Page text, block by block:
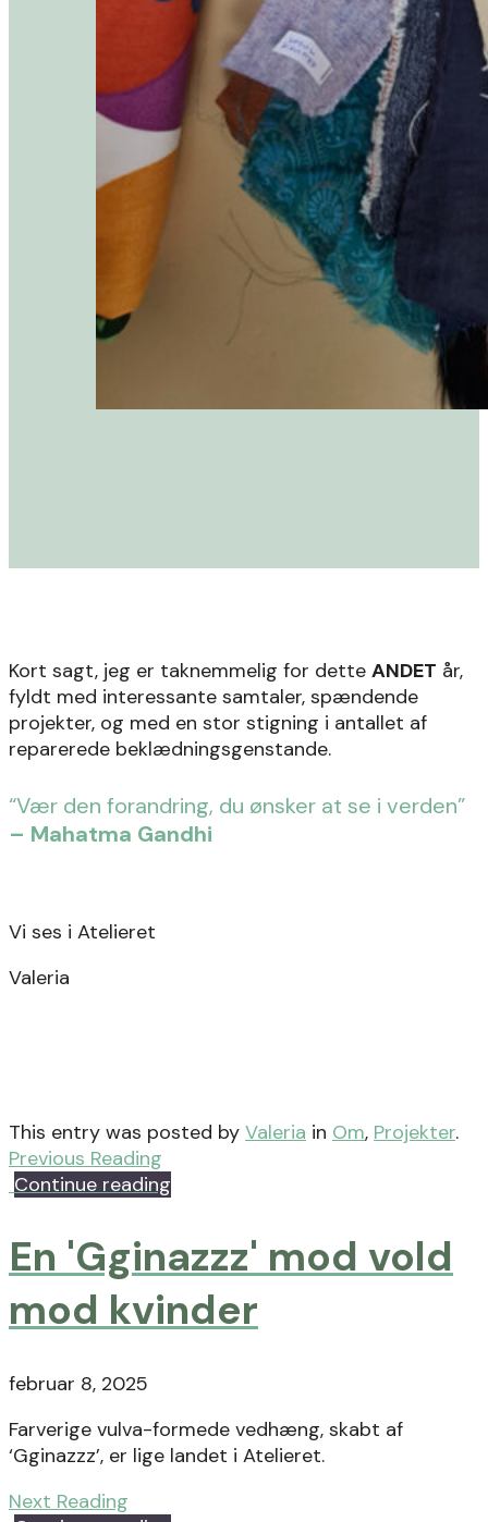
Kort sagt, jeg er taknemmelig for dette ANDET år,
fyldt med interessante samtaler, spændende
projekter, og med en stor stigning i antallet af
reparerede beklædningsgenstande.
“Vær den forandring, du ønsker at se i verden”
– Mahatma Gandhi
Vi ses i Atelieret
Valeria
This entry was posted by Valeria in Om, Projekter.
Previous Reading
Continue reading
En 'Gginazzz' mod vold
mod kvinder
februar 8, 2025
Farverige vulva-formede vedhæng, skabt af
‘Gginazzz’, er lige landet i Atelieret.
Next Reading